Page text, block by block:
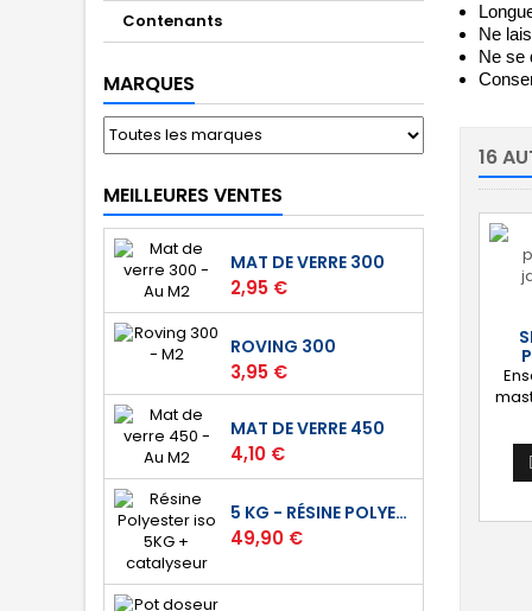
Contenants
MARQUES
MEILLEURES VENTES
MAT DE VERRE 300
Prix
2,95 €
ROVING 300
Prix
3,95 €
MAT DE VERRE 450
Prix
4,10 €
5 KG - RÉSINE POLYESTER ISO DE STRATIFICATION
Prix
49,90 €
Ne
Ne se
16